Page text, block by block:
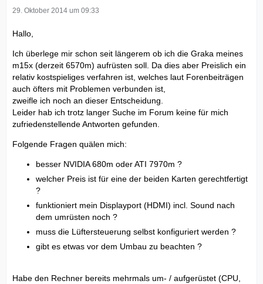
29. Oktober 2014 um 09:33
Hallo,
Ich überlege mir schon seit längerem ob ich die Graka meines
m15x (derzeit 6570m) aufrüsten soll. Da dies aber Preislich ein
relativ kostspieliges verfahren ist, welches laut Forenbeiträgen
auch öfters mit Problemen verbunden ist,
zweifle ich noch an dieser Entscheidung.
Leider hab ich trotz langer Suche im Forum keine für mich
zufriedenstellende Antworten gefunden.
Folgende Fragen quälen mich:
besser NVIDIA 680m oder ATI 7970m ?
welcher Preis ist für eine der beiden Karten gerechtfertigt
?
funktioniert mein Displayport (HDMI) incl. Sound nach
dem umrüsten noch ?
muss die Lüftersteuerung selbst konfiguriert werden ?
gibt es etwas vor dem Umbau zu beachten ?
Habe den Rechner bereits mehrmals um- / aufgerüstet (CPU,